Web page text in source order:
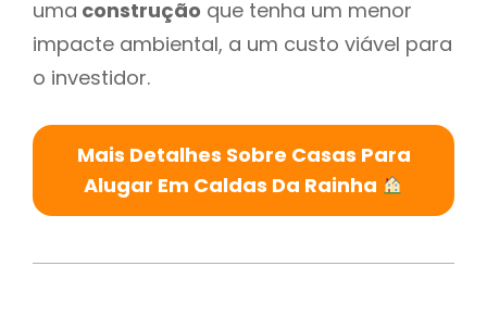
uma construção que tenha um menor
impacte ambiental, a um custo viável para
o investidor.
Mais Detalhes Sobre Casas Para
Alugar Em Caldas Da Rainha